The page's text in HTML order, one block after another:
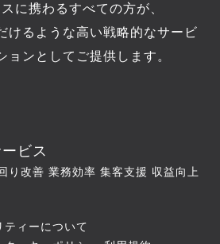
に携わるすべての方が、
けるような高い戦略的なサービ
ョンとしてご提供します。
ビス
り改善 業務効率 集客支援 収益向上
ティーについて